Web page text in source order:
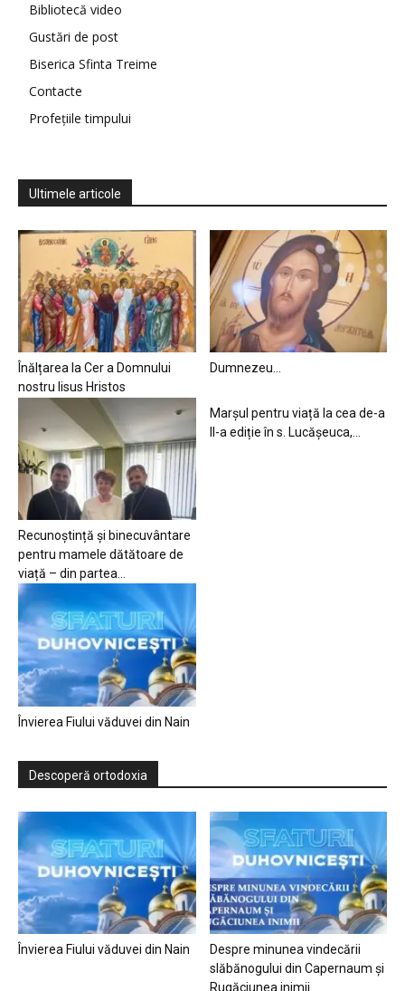
Bibliotecă video
Gustări de post
Biserica Sfinta Treime
Contacte
Profețiile timpului
Ultimele articole
Înălțarea la Cer a Domnului
nostru Iisus Hristos
Dumnezeu…
Recunoștință și binecuvântare
pentru mamele dătătoare de
viață – din partea...
Marșul pentru viață la cea de-a
II-a ediție în s. Lucășeuca,...
Învierea Fiului văduvei din Nain
Descoperă ortodoxia
Învierea Fiului văduvei din Nain
Despre minunea vindecării
slăbănogului din Capernaum și
Rugăciunea inimii